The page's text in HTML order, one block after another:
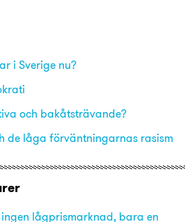
i Sverige nu?
och bakåtsträvande?
de låga förväntningarnas rasism
ingen lågprismarknad, bara en